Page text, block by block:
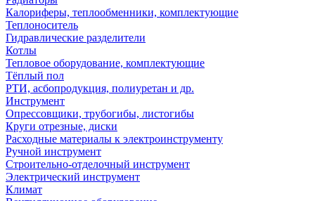
Калориферы, теплообменники, комплектующие
Теплоноситель
Гидравлические разделители
Котлы
Тепловое оборудование, комплектующие
Тёплый пол
РТИ, асбопродукция, полиуретан и др.
Инструмент
Опрессовщики, трубогибы, листогибы
Круги отрезные, диски
Расходные материалы к электроинструменту
Ручной инструмент
Строительно-отделочный инструмент
Электрический инструмент
Климат